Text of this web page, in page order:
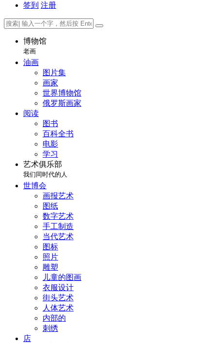
签到 注册
博物馆
老画
油画
图片集
画家
世界博物馆
俄罗斯画家
阅读
图书
百科全书
电影
学习
艺术俱乐部
我们同时代的人
世博会
画报艺术
图纸
数字艺术
手工制造
当代艺术
图标
照片
雕塑
儿童的图画
衣服设计
街头艺术
人体艺术
内部的
刺绣
店